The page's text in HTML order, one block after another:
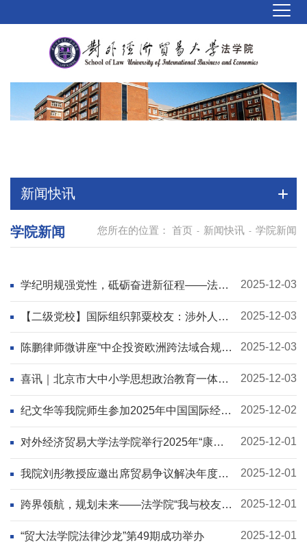
新闻快讯
您所在的位置： 首页 - 新闻快讯 - 学院新闻
学院新闻
学纪明规强党性，砥砺奋进新征程——法律
硕士（含国际仲裁）第一党支部开展主题党
日活动
2025-12-03
【二级党校】国际组织郭粟校友：涉外人才
的职业发展路径和党性修养的重要作用
2025-12-03
陈鹏律师微讲座“中企投资欧洲跨法域合规挑
战”成功举办
2025-12-03
喜讯｜北京市大中小学思想政治教育一体化
案例征集活动 贸法榜上有名！
2025-12-03
纪文华等我院师生参加2025年中国国际经济
法学会年会暨学术研讨会
2025-12-02
对外经济贸易大学法学院举行2025年“康达
奖学金”设立仪式
2025-12-01
我院刘彤教授应邀出席贸易争议解决年度观
察发布会并作点评
2025-12-01
跨界领航，规划未来——法学院“我与校友面
对面”职业生涯规划讲座（第三期）成功举办
2025-12-01
“贸大法学院法律沙龙”第49期成功举办 2025-12-01